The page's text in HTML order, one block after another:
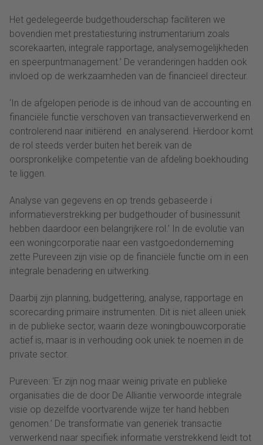
Het gedelegeerde budgethouderschap faciliteren we
bovendien met prestatiesturing instrumentarium zoals
scorekaarten, integrale rapportage, analysemogelijkheden
en speerpuntmanagement.’ De veranderingen hadden ook
invloed op de werkzaamheden van de financieel directeur.
‘In de afgelopen periode is de inhoud van de accounting en
financiële functie verschoven van transactieverwerkend en
controlerend naar initiërend en analyserend. Hierdoor komt
de rol steeds verder buiten het bereik van de
oorspronkelijke competentie van de afdeling boekhouding
te liggen.
Analyse van gegevens en op trends gebaseerde i
informatieverstrekking per budgethouder of businessunit
hebben daardoor een belangrijkere rol.’ In de evolutie van
een woningcorporatie naar een vastgoedonderneming
zette Pureveen zijn visie op de financiële functie om in een
integrale benadering en uitwerking.
Daarbij zijn planning, budgettering, analyse, rapportage en
scorecarding primaire instrumenten. Dit is niet alleen uniek
in de publieke sector, waarin deze woningbouwcorporatie
actief is, maar is in verhouding ook uniek te noemen in de
private sector.
Pureveen: ‘Er zijn nog maar weinig private en publieke
organisaties die de door De Alliantie verwoorde integrale
visie op dezelfde voortvarende wijze ter hand hebben
genomen.’ De transformatie van generiek transactie
verwerkend naar specifiek informatie verstrekkend leidt tot